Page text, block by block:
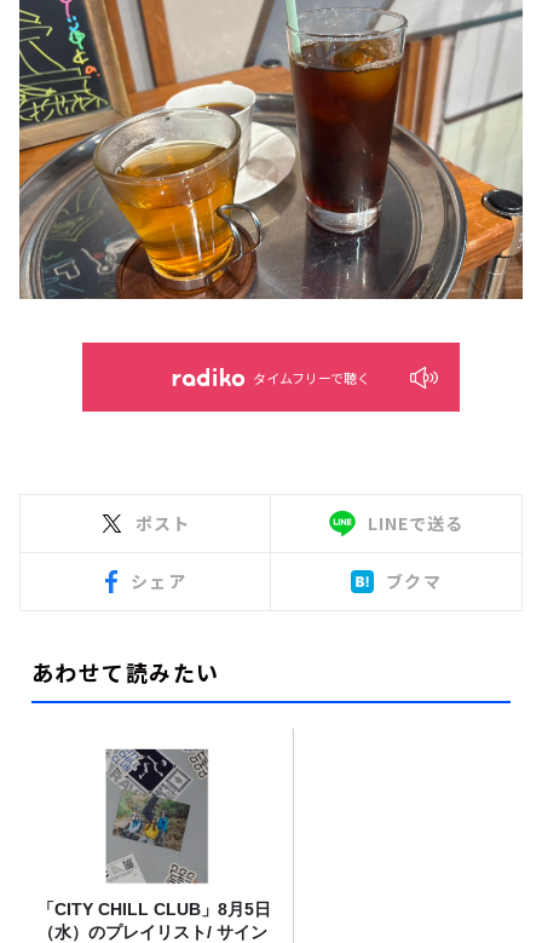
タイムフリーで聴く
ポスト LINEで送る
シェア ブクマ
あわせて読みたい
「CITY CHILL CLUB」8月5日
（水）のプレイリスト/ サイン